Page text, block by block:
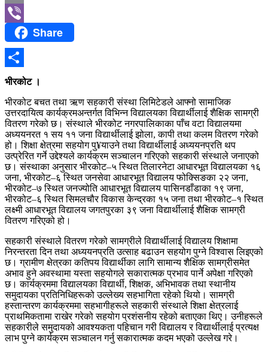
Email
Viber
Share
Share
भीरकोट ।
भीरकोट बचत तथा ऋण सहकारी संस्था लिमिटेडले आफ्नो सामाजिक
उत्तरदायित्व कार्यक्रमअन्तर्गत विभिन्न विद्यालयका विद्यार्थीलाई शैक्षिक सामग्री
वितरण गरेको छ। संस्थाले भीरकोट नगरपालिकाका पाँच वटा विद्यालयमा
अध्ययनरत १ सय ११ जना विद्यार्थीलाई झोला, कापी तथा कलम वितरण गरेको
हो। शिक्षा क्षेत्रमा सहयोग पु¥याउने तथा विद्यार्थीलाई अध्ययनप्रति थप
उत्प्रेरित गर्ने उद्देश्यले कार्यक्रम सञ्चालन गरिएको सहकारी संस्थाले जनाएको
छ। संस्थाका अनुसार भीरकोट–५ स्थित तिलारनेटा आधारभूत विद्यालयका १६
जना, भीरकोट–६ स्थित जनसेवा आधारभूत विद्यालय फोक्सिङका २२ जना,
भीरकोट–७ स्थित जनज्योति आधारभूत विद्यालय पासिनडाँडाका १९ जना,
भीरकोट–६ स्थित सिमलचौर विकास केन्द्रका १५ जना तथा भीरकोट–१ स्थित
लक्ष्मी आधारभूत विद्यालय जगतपुरका ३९ जना विद्यार्थीलाई शैक्षिक सामग्री
वितरण गरिएको हो।
सहकारी संस्थाले वितरण गरेको सामग्रीले विद्यार्थीलाई विद्यालय शिक्षामा
निरन्तरता दिन तथा अध्ययनप्रति उत्साह बढाउन सहयोग पुग्ने विश्वास लिइएको
छ। ग्रामीण क्षेत्रका कतिपय विद्यार्थीका लागि सामान्य शैक्षिक सामग्रीसमेत
अभाव हुने अवस्थामा यस्ता सहयोगले सकारात्मक प्रभाव पार्ने अपेक्षा गरिएको
छ। कार्यक्रममा विद्यालयका विद्यार्थी, शिक्षक, अभिभावक तथा स्थानीय
समुदायका प्रतिनिधिहरूको उल्लेख्य सहभागिता रहेको थियो। सामग्री
हस्तान्तरण कार्यक्रममा सहभागीहरूले सहकारी संस्थाले शिक्षा क्षेत्रलाई
प्राथमिकतामा राखेर गरेको सहयोग प्रशंसनीय रहेको बताएका थिए। उनीहरूले
सहकारीले समुदायको आवश्यकता पहिचान गरी विद्यालय र विद्यार्थीलाई प्रत्यक्ष
लाभ पुग्ने कार्यक्रम सञ्चालन गर्नु सकारात्मक कदम भएको उल्लेख गरे।